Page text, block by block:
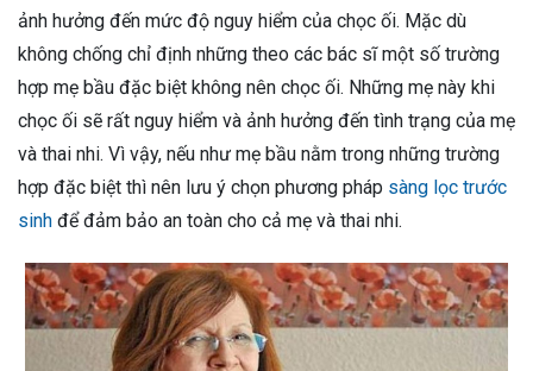
ảnh hưởng đến mức độ nguy hiểm của chọc ối. Mặc dù
không chống chỉ định những theo các bác sĩ một số trường
hợp mẹ bầu đặc biệt không nên chọc ối. Những mẹ này khi
chọc ối sẽ rất nguy hiểm và ảnh hưởng đến tình trạng của mẹ
và thai nhi. Vì vậy, nếu như mẹ bầu nằm trong những trường
hợp đặc biệt thì nên lưu ý chọn phương pháp sàng lọc trước
sinh để đảm bảo an toàn cho cả mẹ và thai nhi.